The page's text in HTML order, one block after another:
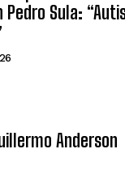
Pedro Sula:
Anderson